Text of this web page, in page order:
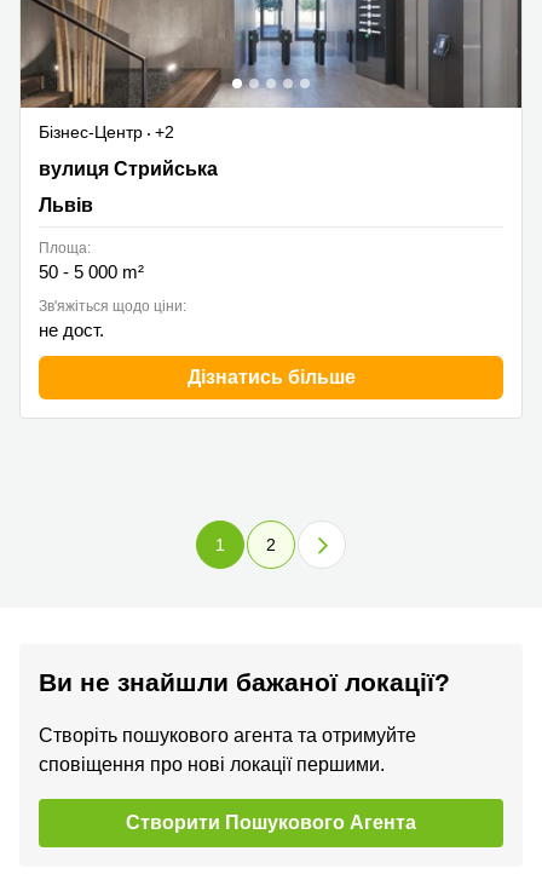
Бізнес-Центр
+2
Stryiska Street 48, Львів
вулиця Стрийська
Львів
Площа:
50 - 5 000 m²
Зв'яжіться щодо ціни:
не дост.
Дізнатись більше
1 2
Ви не знайшли бажаної локації?
Створіть пошукового агента та отримуйте
сповіщення про нові локації першими.
Створити Пошукового Агента